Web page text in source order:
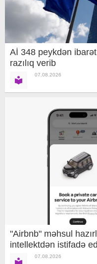
Aİ 348 peykdən
razılıq verib
07.08.2026
"Airbnb" məhsul
intellektdən istifadə
07.08.2026